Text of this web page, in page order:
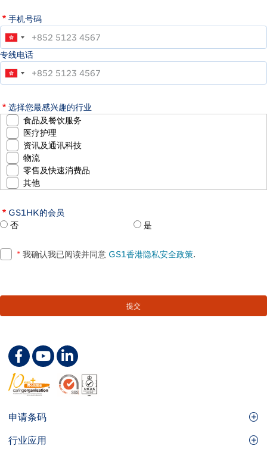
手机号码
专线电话
选择您最感兴趣的行业
食品及餐饮服务
医疗护理
资讯及通讯科技
物流
零售及快速消费品
其他
GS1HK的会员
否
是
* 我确认我已阅读并同意 GS1香港隐私安全政策.
Footer
Site
申请条码
GS1条码
行业应用